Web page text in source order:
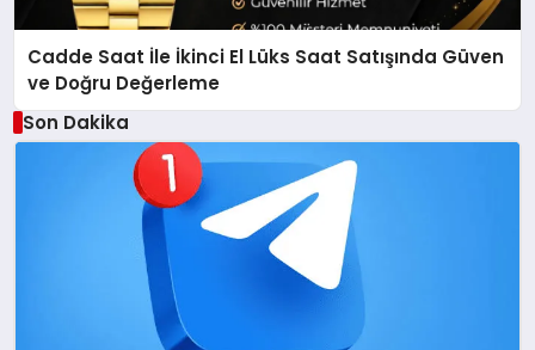
Cadde Saat İle İkinci El Lüks Saat Satışında Güven
ve Doğru Değerleme
Son Dakika